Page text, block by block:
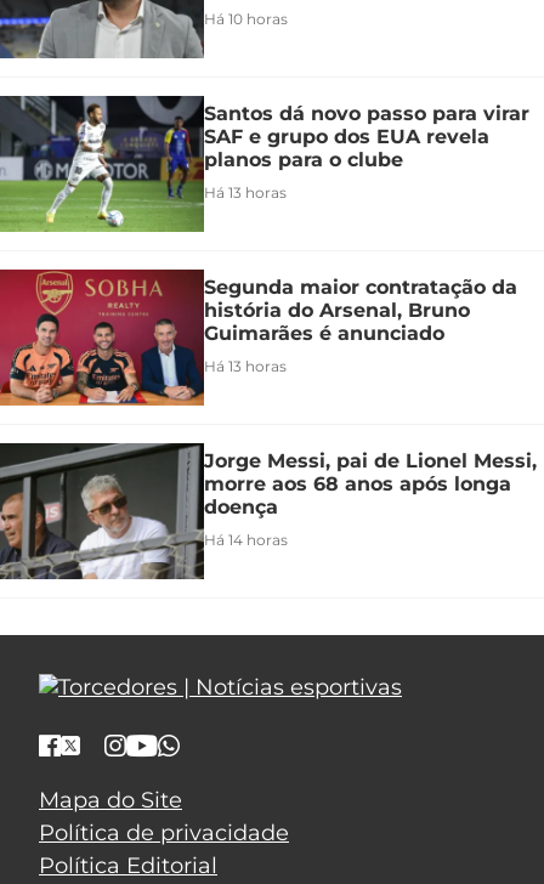
Há 10 horas
Santos dá novo passo para virar
SAF e grupo dos EUA revela
planos para o clube
Há 13 horas
Segunda maior contratação da
história do Arsenal, Bruno
Guimarães é anunciado
Há 13 horas
Jorge Messi, pai de Lionel Messi,
morre aos 68 anos após longa
doença
Há 14 horas
Mapa do Site
Política de privacidade
Política Editorial